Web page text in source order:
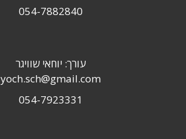
054-7882840
עורך: יוחאי שוויגר
yoch.sch@gmail.com
054-7923331